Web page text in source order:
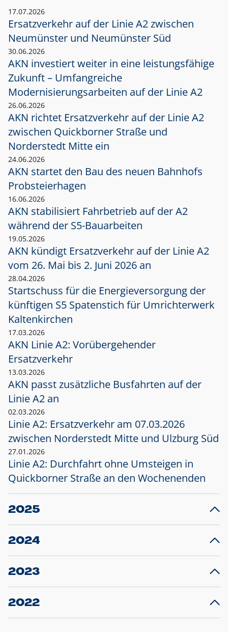
17.07.2026
Ersatzverkehr auf der Linie A2 zwischen
Neumünster und Neumünster Süd
30.06.2026
AKN investiert weiter in eine leistungsfähige
Zukunft – Umfangreiche
Modernisierungsarbeiten auf der Linie A2
26.06.2026
AKN richtet Ersatzverkehr auf der Linie A2
zwischen Quickborner Straße und
Norderstedt Mitte ein
24.06.2026
AKN startet den Bau des neuen Bahnhofs
Probsteierhagen
16.06.2026
AKN stabilisiert Fahrbetrieb auf der A2
während der S5-Bauarbeiten
19.05.2026
AKN kündigt Ersatzverkehr auf der Linie A2
vom 26. Mai bis 2. Juni 2026 an
28.04.2026
Startschuss für die Energieversorgung der
künftigen S5 Spatenstich für Umrichterwerk
Kaltenkirchen
17.03.2026
AKN Linie A2: Vorübergehender
Ersatzverkehr
13.03.2026
AKN passt zusätzliche Busfahrten auf der
Linie A2 an
02.03.2026
Linie A2: Ersatzverkehr am 07.03.2026
zwischen Norderstedt Mitte und Ulzburg Süd
27.01.2026
Linie A2: Durchfahrt ohne Umsteigen in
Quickborner Straße an den Wochenenden
2025
23.12.2025
Projekt S5: Start der Bauarbeiten am
2024
10.12.2024
Großprojekt S5: Sperrung der Bahnstraße in
2023
20.12.2023
Schleswig-Holstein verlängert den
2022
22.12.2022